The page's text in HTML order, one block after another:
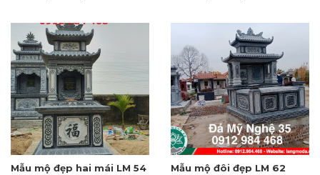
Mẫu mộ đẹp hai mái LM 54 Mẫu mộ đôi đẹp LM 62